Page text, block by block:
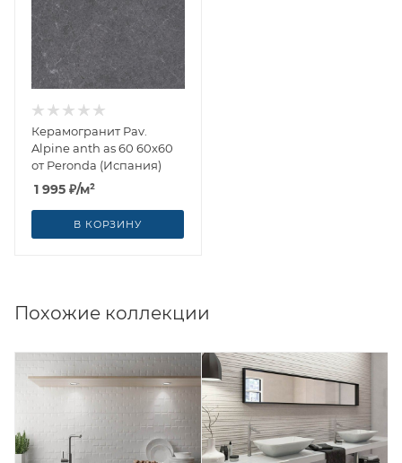
Керамогранит Pav.
Alpine anth as 60 60x60
от Peronda (Испания)
1 995 ₽/м²
В КОРЗИНУ
Похожие коллекции